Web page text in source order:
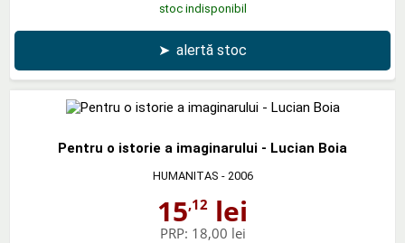
stoc indisponibil
➤ alertă stoc
Pentru o istorie a imaginarului - Lucian Boia
HUMANITAS - 2006
15,12 lei
PRP: 18,00 lei